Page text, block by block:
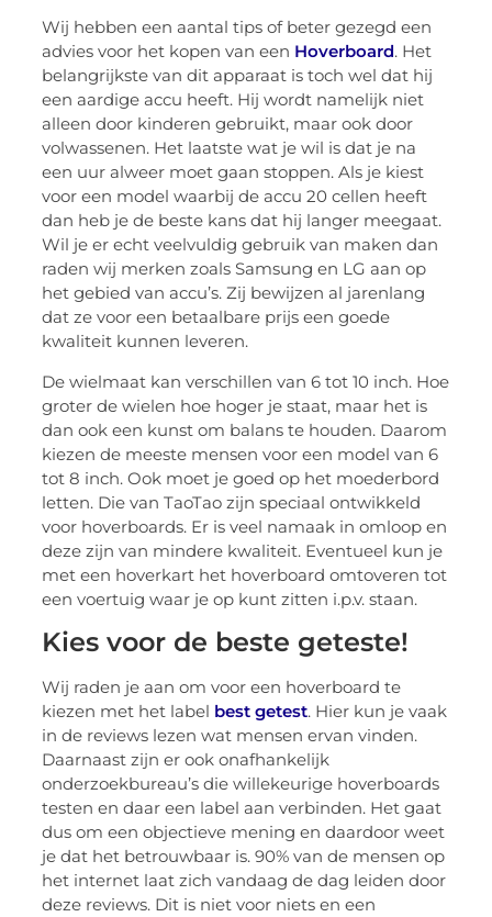
Wij hebben een aantal tips of beter gezegd een
advies voor het kopen van een Hoverboard. Het
belangrijkste van dit apparaat is toch wel dat hij
een aardige accu heeft. Hij wordt namelijk niet
alleen door kinderen gebruikt, maar ook door
volwassenen. Het laatste wat je wil is dat je na
een uur alweer moet gaan stoppen. Als je kiest
voor een model waarbij de accu 20 cellen heeft
dan heb je de beste kans dat hij langer meegaat.
Wil je er echt veelvuldig gebruik van maken dan
raden wij merken zoals Samsung en LG aan op
het gebied van accu’s. Zij bewijzen al jarenlang
dat ze voor een betaalbare prijs een goede
kwaliteit kunnen leveren.
De wielmaat kan verschillen van 6 tot 10 inch. Hoe
groter de wielen hoe hoger je staat, maar het is
dan ook een kunst om balans te houden. Daarom
kiezen de meeste mensen voor een model van 6
tot 8 inch. Ook moet je goed op het moederbord
letten. Die van TaoTao zijn speciaal ontwikkeld
voor hoverboards. Er is veel namaak in omloop en
deze zijn van mindere kwaliteit. Eventueel kun je
met een hoverkart het hoverboard omtoveren tot
een voertuig waar je op kunt zitten i.p.v. staan.
Kies voor de beste geteste!
Wij raden je aan om voor een hoverboard te
kiezen met het label best getest. Hier kun je vaak
in de reviews lezen wat mensen ervan vinden.
Daarnaast zijn er ook onafhankelijk
onderzoekbureau’s die willekeurige hoverboards
testen en daar een label aan verbinden. Het gaat
dus om een objectieve mening en daardoor weet
je dat het betrouwbaar is. 90% van de mensen op
het internet laat zich vandaag de dag leiden door
deze reviews. Dit is niet voor niets en een